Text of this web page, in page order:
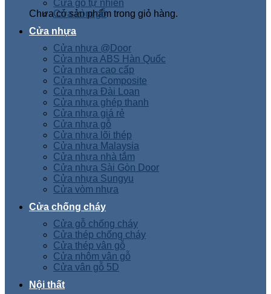
Chưa có sản phẩm trong giỏ hàng.
Cửa gỗ tự nhiên
Cửa vòm gỗ
Cửa nhựa
Cửa nhựa @Door
Cửa nhựa ABS Hàn Quốc
Cửa nhựa cao cấp
Cửa nhựa Composite
Cửa nhựa Đài Loan
Cửa nhựa ghép thanh
Cửa nhựa giá rẻ
Cửa nhựa gỗ
Cửa nhựa lõi thép
Cửa nhựa Malaysia
Cửa nhựa nhà tắm
Cửa nhựa Sài Gòn Door
Cửa nhựa Sungyu
Cửa vòm nhựa
Cửa chống cháy
Cửa gỗ chống cháy
Cửa thép chống cháy
Cửa thép vân gỗ
Cửa nhôm vân gỗ
Cửa vân gỗ 5D
Nội thất